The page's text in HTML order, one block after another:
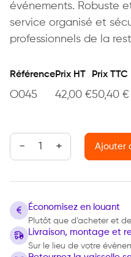
événements. Robuste
service organisé et
professionnels de la
Référence
O045
Prix HT
42,00 €
Prix TTC
50,40 €
quantité de Porte-
Ajouter
Économisez en louant
Plutôt que d’acheter et
Livraison, montage et
Sur le lieu de votre